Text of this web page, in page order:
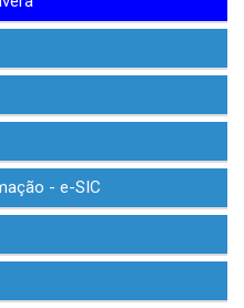
- e-SIC